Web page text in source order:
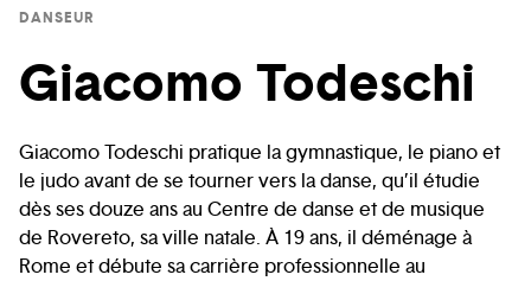
DANSEUR
Giacomo Todeschi
Giacomo Todeschi pratique la gymnastique, le piano et
le judo avant de se tourner vers la danse, qu’il étudie
dès ses douze ans au Centre de danse et de musique
de Rovereto, sa ville natale. À 19 ans, il déménage à
Rome et débute sa carrière professionnelle au